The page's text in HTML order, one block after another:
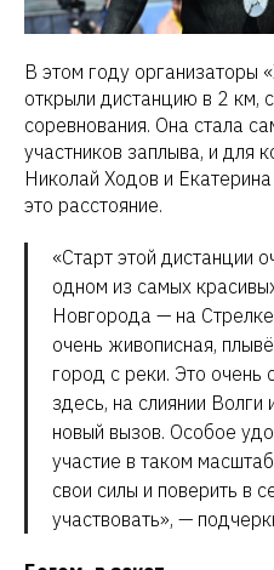
В этом году организаторы
открыли дистанцию в 2 км,
соревнования. Она стала
участников заплыва, и для
Николай Ходов и
это расстояние.
«Старт этой дистанции
одном из самых
Новгорода — на
очень живописная,
город с реки. Это очень
здесь, на слиянии Волги
новый вызов. Особое
участие в таком
свои силы и поверить в
участвовать», —